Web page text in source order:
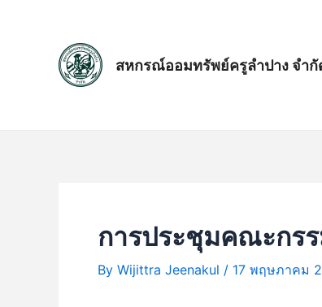
สหกรณ์ออมทรัพย์ครูลำปาง จำกั
การประชุมคณะกร
By Wijittra Jeenakul / 17 พฤษภาคม